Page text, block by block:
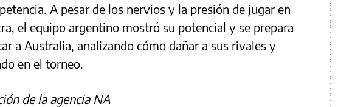
A pesar de los nervios y la presión de jugar en
el equipo argentino mostró su potencial y se prepara
a Australia, analizando cómo dañar a sus rivales y
en el torneo.
de la agencia NA